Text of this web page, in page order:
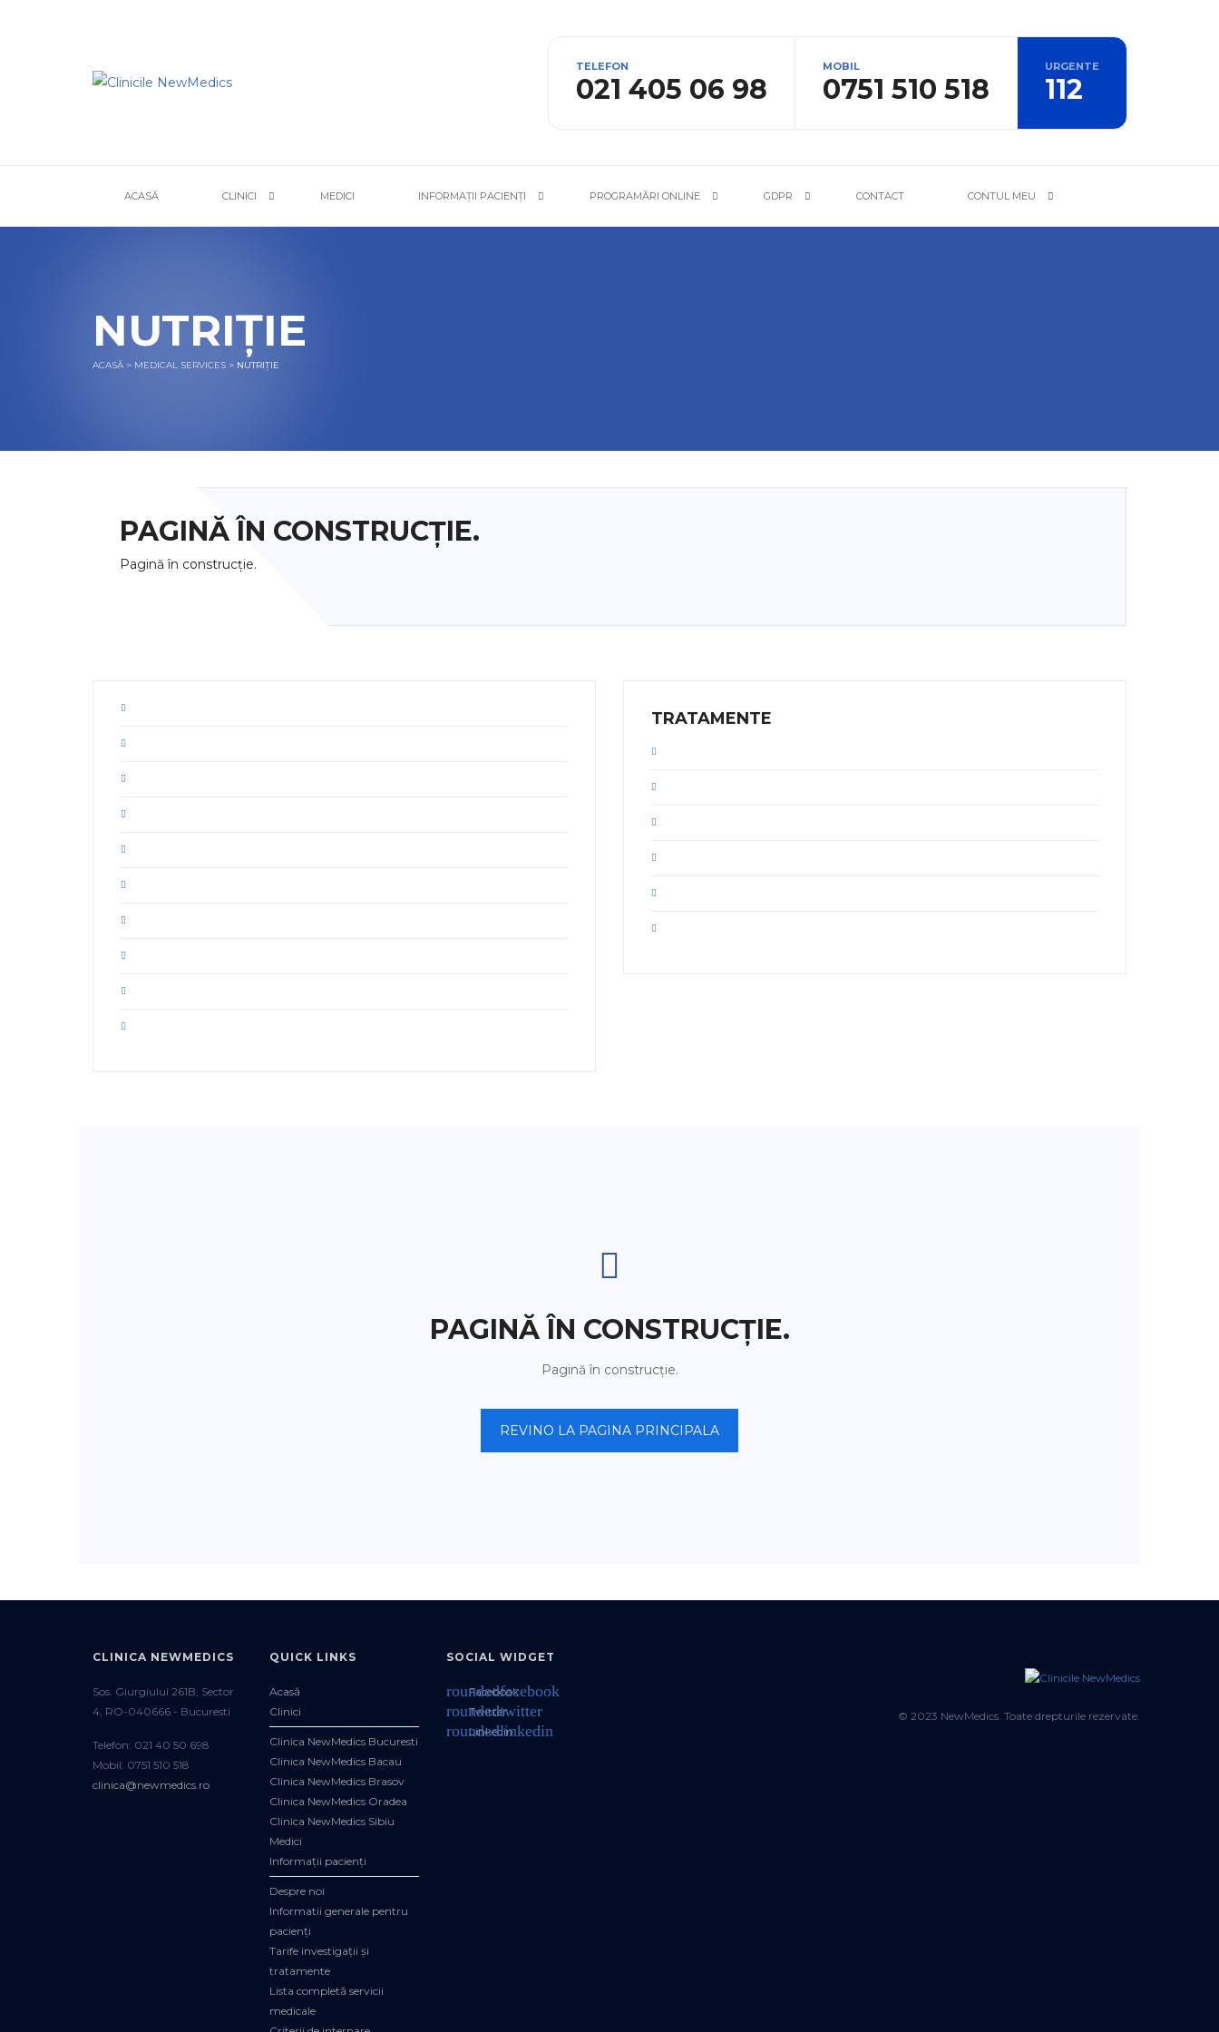
TELEFON
021 405 06 98
MOBIL
0751 510 518
URGENTE
112
ACASĂ CLINICI MEDICI INFORMAȚII PACIENȚI PROGRAMĂRI ONLINE GDPR CONTACT CONTUL MEU
NUTRIȚIE
ACASĂ > MEDICAL SERVICES > NUTRIȚIE
PAGINĂ ÎN CONSTRUCȚIE.
Pagină în construcție.
TRATAMENTE
PAGINĂ ÎN CONSTRUCȚIE.
Pagină în construcție.
REVINO LA PAGINA PRINCIPALA
CLINICA NEWMEDICS
Sos. Giurgiului 261B, Sector
4, RO-040666 - Bucuresti
Telefon: 021 40 50 698
Mobil: 0751 510 518
clinica@newmedics.ro
QUICK LINKS
Acasă
Clinici
Clinica NewMedics Bucuresti
Clinica NewMedics Bacau
Clinica NewMedics Brasov
Clinica NewMedics Oradea
Clinica NewMedics Sibiu
Medici
Informații pacienți
Despre noi
Informatii generale pentru
pacienți
Tarife investigații și
tratamente
Lista completă servicii
medicale
SOCIAL WIDGET
roundedfacebook
Facebook
roundedtwitter
Twitter
roundedlinkedin
Linkedin
© 2023 NewMedics. Toate drepturile rezervate.